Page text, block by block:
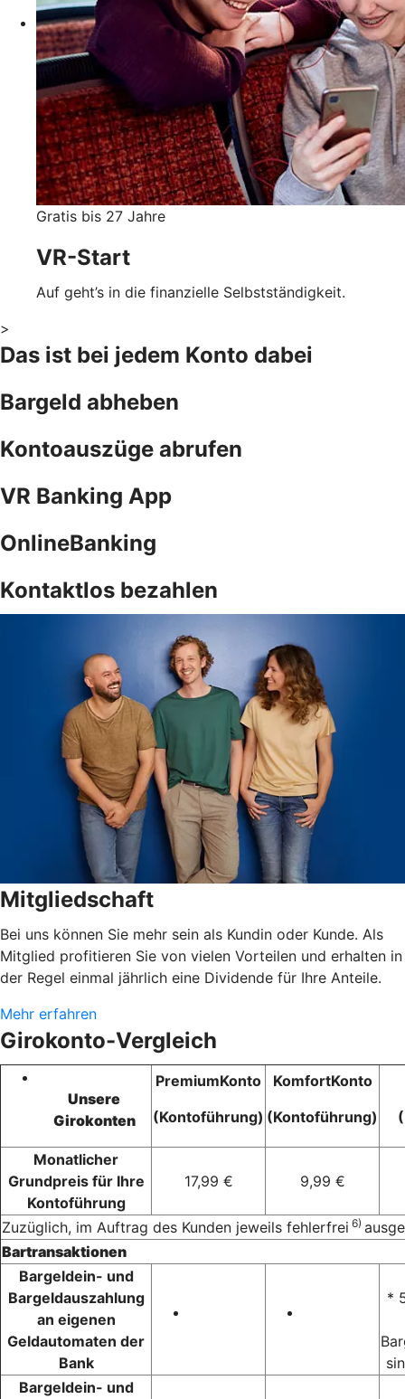
Gratis bis 27 Jahre
VR-Start
Auf geht’s in die finanzielle Selbstständigkeit.
>
Das ist bei jedem Konto dabei
Bargeld abheben
Kontoauszüge abrufen
VR Banking App
OnlineBanking
Kontaktlos bezahlen
Mitgliedschaft
Bei uns können Sie mehr sein als Kundin oder Kunde. Als
Mitglied profitieren Sie von vielen Vorteilen und erhalten in
der Regel einmal jährlich eine Dividende für Ihre Anteile.
Mehr erfahren
Girokonto-Vergleich
Unsere
Girokonten
PremiumKonto
(Kontoführung)
KomfortKonto
(Kontoführung)
Monatlicher
Grundpreis für Ihre
Kontoführung
17,99 € 9,99 €
Zuzüglich, im Auftrag des Kunden jeweils fehlerfrei 6)
Bartransaktionen
Bargeldein- und
Bargeldauszahlung
an eigenen
Geldautomaten der
Bank
*
Bargeldein- und